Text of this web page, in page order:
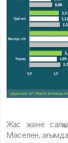
Жас және
Мәселен,